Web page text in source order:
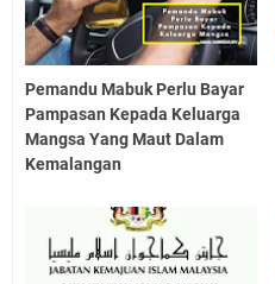
Pemandu Mabuk Perlu Bayar
Pampasan Kepada Keluarga
Mangsa Yang Maut Dalam
Kemalangan